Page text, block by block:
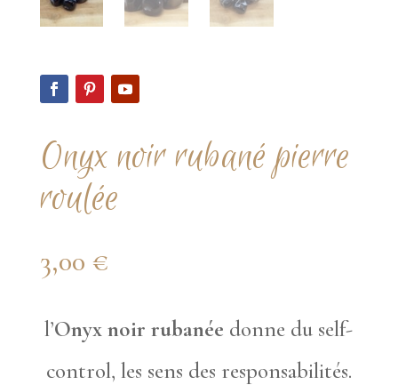
Onyx noir rubané pierre
roulée
3,00 €
l’Onyx noir rubanée donne du self-
control, les sens des responsabilités.